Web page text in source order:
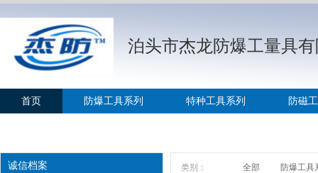
泊头市杰龙防爆工量具
首页 防爆工具系列 特种工具系列 防磁
诚信档案 类别： 全部 防爆工具